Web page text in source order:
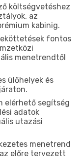
költségvetéshez
az
kabinig.
fontos
menetrendtől
ülőhelyek és
elérhető segítség
adatok
utazási
menetrend
előre tervezett